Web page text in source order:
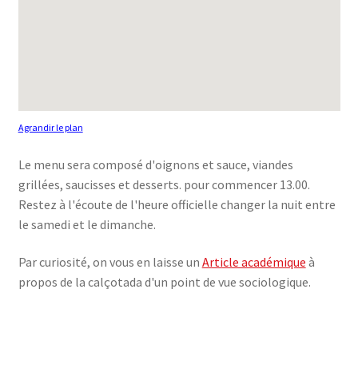
Agrandir le plan
Le menu sera composé d'oignons et sauce, viandes
grillées, saucisses et desserts. pour commencer 13.00.
Restez à l'écoute de l'heure officielle changer la nuit entre
le samedi et le dimanche.
Par curiosité, on vous en laisse un Article académique à
propos de la calçotada d'un point de vue sociologique.